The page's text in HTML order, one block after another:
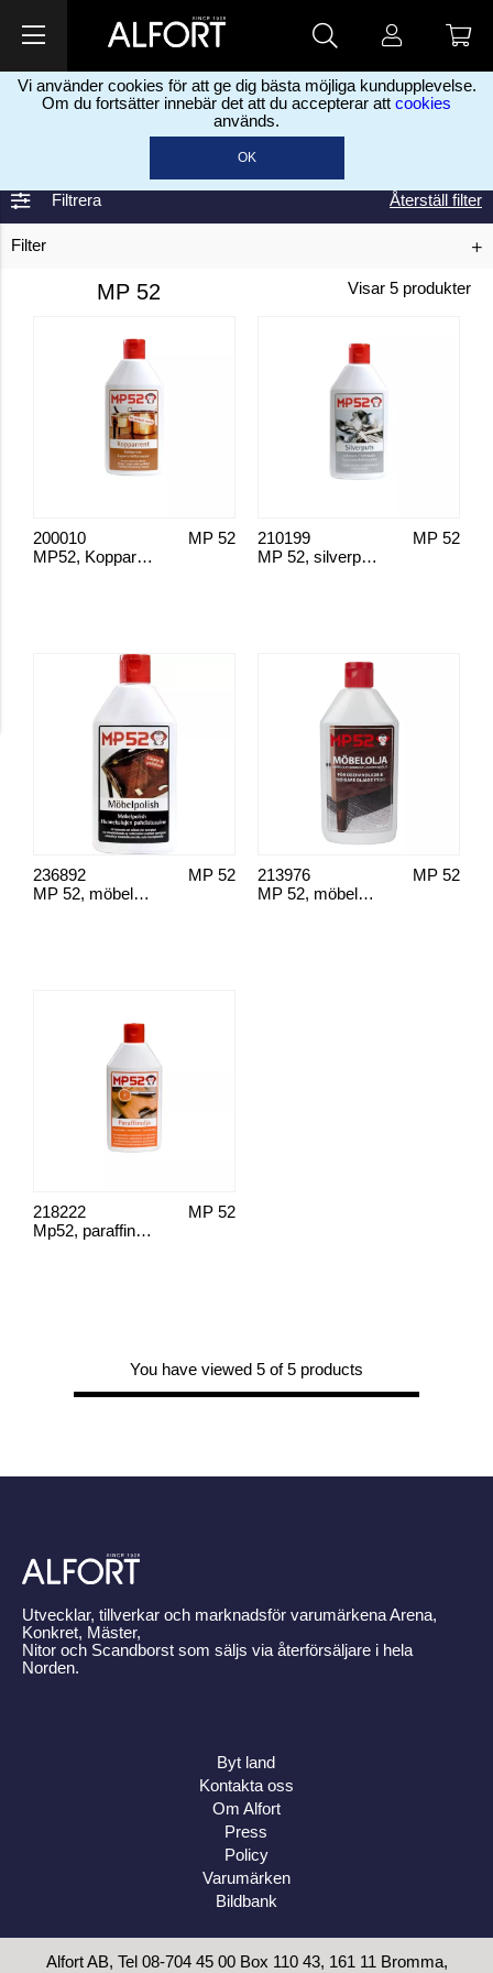
Vi använder cookies för att ge dig bästa möjliga kundupplevelse.
Om du fortsätter innebär det att du accepterar att cookies
används.
OK
Filtrera
Filter
Återställ filter
MP 52 Visar 5 produkter
MP52, Kopparrent
MP 52
200010
MP 52, silverputs
MP 52
210199
MP 52, möbelpolish
MP 52
236892
MP 52, möbelolja
MP 52
213976
Mp52, paraffinolja
MP 52
218222
You have viewed 5 of 5 products
Utvecklar, tillverkar och marknadsför varumärkena Arena,
Konkret, Mäster,
Nitor och Scandborst som säljs via återförsäljare i hela
Norden.
Byt land
Kontakta oss
Om Alfort
Press
Policy
Varumärken
Bildbank
Alfort AB, Tel 08-704 45 00 Box 110 43, 161 11 Bromma,